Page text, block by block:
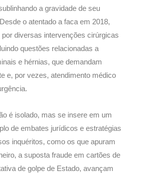
a gravidade de seu
o atentado a faca em 2018,
por diversas intervenções cirúrgicas
questões relacionadas a
e hérnias, que demandam
e, por vezes, atendimento médico
é isolado, mas se insere em um
de embates jurídicos e estratégias
inquéritos, como os que apuram
a suposta fraude em cartões de
de golpe de Estado, avançam